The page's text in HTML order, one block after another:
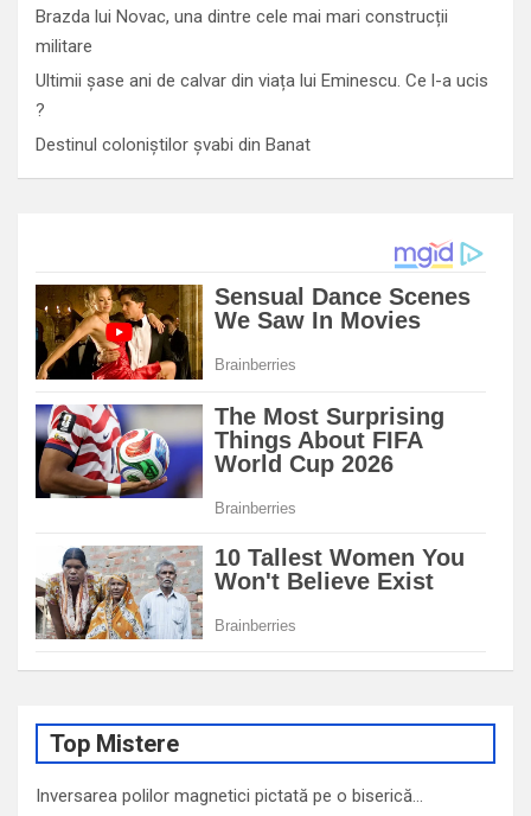
Brazda lui Novac, una dintre cele mai mari construcții
militare
Ultimii șase ani de calvar din viața lui Eminescu. Ce l-a ucis
?
Destinul coloniștilor șvabi din Banat
Top Mistere
Inversarea polilor magnetici pictată pe o biserică…